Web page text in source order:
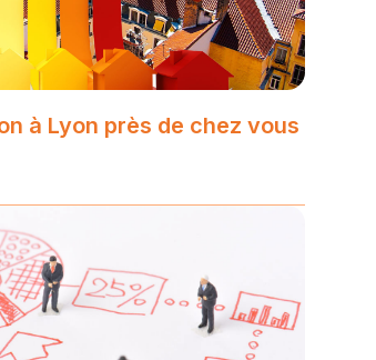
à Lyon près de chez vous